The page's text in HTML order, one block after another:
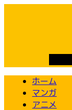
ホーム
マンガ
アニメ